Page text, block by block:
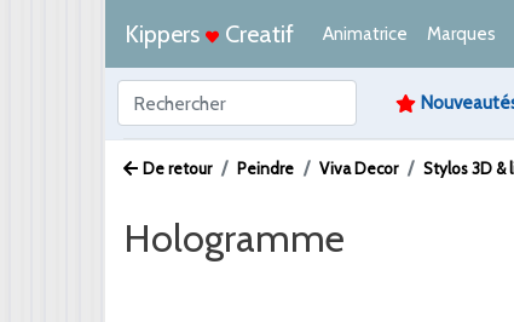
Kippers Creatif Animatrice Marques
De retour Peindre Viva Decor Stylos 3D &
Hologramme